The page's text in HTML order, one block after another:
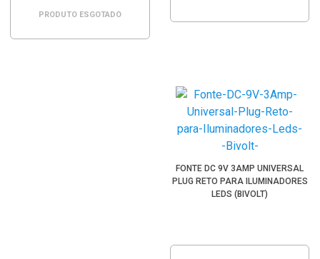
PRODUTO ESGOTADO
FONTE DC 9V 3AMP UNIVERSAL
PLUG RETO PARA ILUMINADORES
LEDS (BIVOLT)